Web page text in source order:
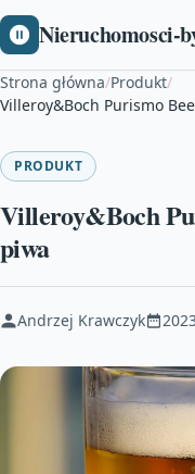
Nieruchomosci-
Strona główna/Produkt/
Villeroy&Boch Purismo
PRODUKT
Villeroy&Boch
piwa
Andrzej Krawczyk